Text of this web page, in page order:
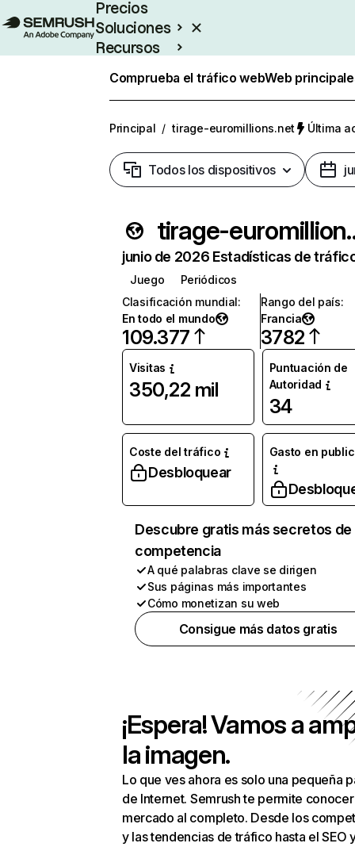
Precios
Soluciones
Recursos
Comprueba el tráfico webWeb
Principal / tirage-euromillions.net Última
Todos los dispositivos
junio de 2026 Estadísticas de
Juego
Periódicos
Clasificación mundial:
En todo el mundo
109.377
Rango del país:
Francia
3782
Visitas
350,22 mil
Puntuación de
Autoridad
34
Coste del tráfico
Desbloquear
Gasto en
Descubre gratis más secretos de
competencia
A qué palabras clave se dirigen
Sus páginas más importantes
Cómo monetizan su web
Consigue más datos gratis
¡Espera! Vamos a
la imagen.
Lo que ves ahora es solo una pequeña
de Internet. Semrush te permite
mercado al completo. Desde los
y las tendencias de tráfico hasta el SEO